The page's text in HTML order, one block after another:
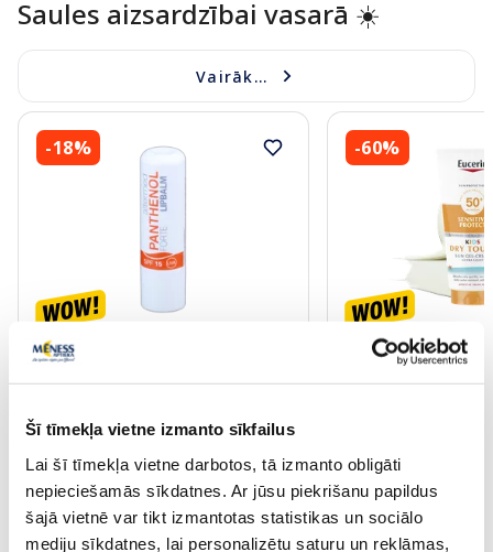
Šī tīmekļa vietne izmanto sīkfailus
Lai šī tīmekļa vietne darbotos, tā izmanto obligāti
nepieciešamās sīkdatnes. Ar jūsu piekrišanu papildus
šajā vietnē var tikt izmantotas statistikas un sociālo
mediju sīkdatnes, lai personalizētu saturu un reklāmas,
Saules aizsardzībai vasarā ☀️
Vairāk...
-18%
ALTERMED Panthenol Forte SPF
15 lūpu balzams, 1 gab.
Pirkt
30 dienu zemākā cena: 3.30 €
-60%
EUCERIN Kids Dry
krēms-gels, 200 ml
Standarta cena: 33.99 €